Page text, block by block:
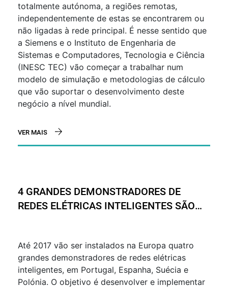
totalmente autónoma, a regiões remotas,
independentemente de estas se encontrarem ou
não ligadas à rede principal. É nesse sentido que
a Siemens e o Instituto de Engenharia de
Sistemas e Computadores, Tecnologia e Ciência
(INESC TEC) vão começar a trabalhar num
modelo de simulação e metodologias de cálculo
que vão suportar o desenvolvimento deste
negócio a nível mundial.
VER MAIS
4 GRANDES DEMONSTRADORES DE
REDES ELÉTRICAS INTELIGENTES SÃO
POLÓNIA
Até 2017 vão ser instalados na Europa quatro
grandes demonstradores de redes elétricas
inteligentes, em Portugal, Espanha, Suécia e
Polónia. O objetivo é desenvolver e implementar